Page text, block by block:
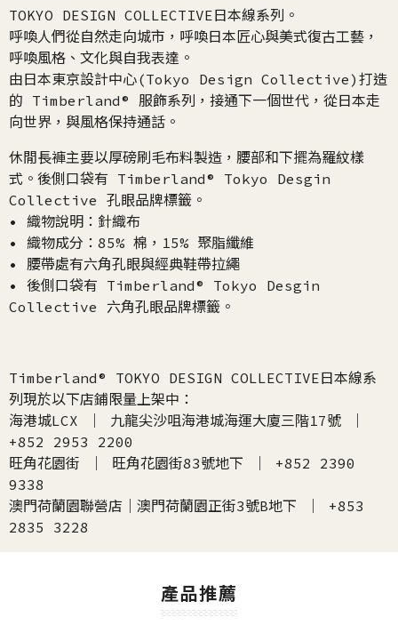
TOKYO DESIGN COLLECTIVE日本線系列。
呼喚人們從自然走向城市，呼喚日本匠心與美式復古工藝，
呼喚風格、文化與自我表達。
由日本東京設計中心(Tokyo Design Collective)打造
的 Timberland® 服飾系列，接通下一個世代，從日本走
向世界，與風格保持通話。
休閒長褲主要以厚磅刷毛布料製造，腰部和下擺為羅紋樣
式。後側口袋有 Timberland® Tokyo Desgin
Collective 孔眼品牌標籤。
• 織物說明：針織布
• 織物成分：85% 棉，15% 聚脂纖維
• 腰帶處有六角孔眼與經典鞋帶拉繩
• 後側口袋有 Timberland® Tokyo Desgin
Collective 六角孔眼品牌標籤。
Timberland® TOKYO DESIGN COLLECTIVE日本線系
列現於以下店鋪限量上架中：
海港城LCX ｜ 九龍尖沙咀海港城海運大廈三階17號 ｜
+852 2953 2200
旺角花園街 ｜ 旺角花園街83號地下 ｜ +852 2390
9338
澳門荷蘭園聯營店｜澳門荷蘭園正街3號B地下 ｜ +853
2835 3228
產品推薦